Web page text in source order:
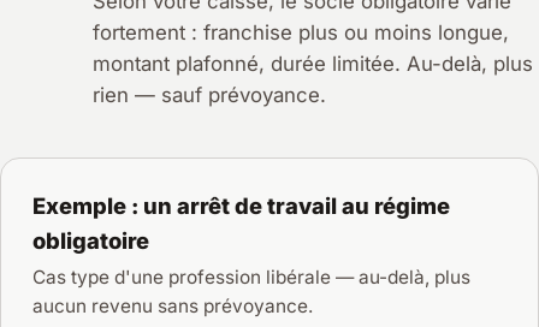
fortement : franchise plus ou moins longue,
montant plafonné, durée limitée. Au-delà, plus
rien — sauf prévoyance.
Exemple : un arrêt de travail au régime
obligatoire
Cas type d'une profession libérale — au-delà, plus
aucun revenu sans prévoyance.